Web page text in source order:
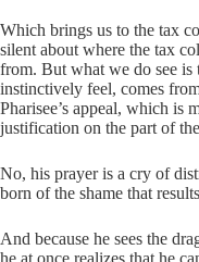
Which brings us to the tax
silent about where the tax
from. But what we do see
instinctively feel, comes
Pharisee’s appeal, which is
justification on the part of
No, his prayer is a cry of
born of the shame that
And because he sees the
he at once realizes that he